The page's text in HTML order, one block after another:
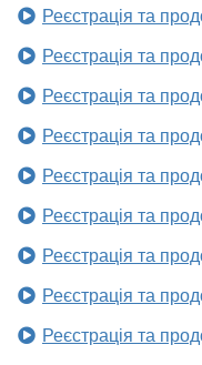
Реєстрація та
Реєстрація та
Реєстрація та
Реєстрація та
Реєстрація та
Реєстрація та
Реєстрація та
Реєстрація та
Реєстрація та